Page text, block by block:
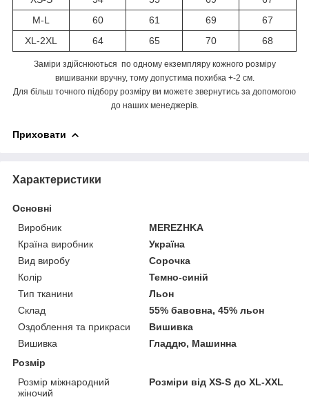
M-L
60 61 69
67
XL-2XL
64 65 70 68
Заміри здійснюються по одному екземпляру кожного розміру
вишиванки вручну, тому допустима похибка +-2 см.
Для більш точного підбору розміру ви можете звернутись за допомогою
до наших менеджерів.
Приховати
Характеристики
Основні
Виробник
MEREZHKA
Країна виробник
Україна
Вид виробу
Сорочка
Колір
Темно-синій
Тип тканини
Льон
Склад
55% бавовна, 45% льон
Оздоблення та прикраси
Вишивка
Вишивка
Гладдю, Машинна
Розмір
Розмір міжнародний
жіночий
Розміри від XS-S до XL-XXL